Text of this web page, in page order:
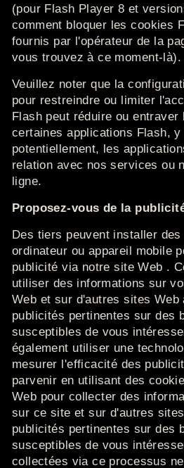
(pour Flash Player 8 et
comment bloquer les cookies
fournis par l'opérateur de la
vous trouvez à ce moment-là).
Veuillez noter que la
pour restreindre ou limiter
Flash peut réduire ou entraver
certaines applications Flash, y
potentiellement, les
relation avec nos services ou
ligne.
Proposez-vous de la
Des tiers peuvent installer
ordinateur ou appareil mobile
publicité via notre site Web .
utiliser des informations sur
Web et sur d'autres sites Web
publicités pertinentes sur des
susceptibles de vous
également utiliser une
mesurer l'efficacité des
parvenir en utilisant des
Web pour collecter des
sur ce site et sur d'autres sites
publicités pertinentes sur des
susceptibles de vous
collectées via ce processus